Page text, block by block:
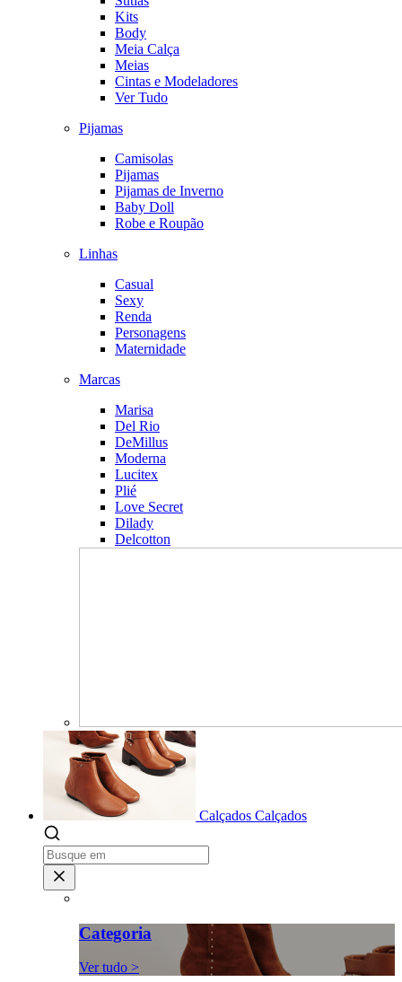
Kits
Body
Meia Calça
Meias
Cintas e Modeladores
Ver Tudo
Pijamas
Camisolas
Pijamas
Pijamas de Inverno
Baby Doll
Robe e Roupão
Linhas
Casual
Sexy
Renda
Personagens
Maternidade
Marcas
Marisa
Del Rio
DeMillus
Moderna
Lucitex
Plié
Love Secret
Dilady
Delcotton
Calçados Calçados
Categoria
Ver tudo >